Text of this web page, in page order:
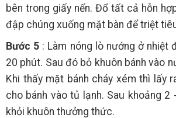
bên trong giấy nến. Đổ tất cả hỗn
đập chúng xuống mặt bàn để triệt
Bước 5 : Làm nóng lò nướng ở nhiệt
20 phút. Sau đó bỏ khuôn bánh vào
Khi thấy mặt bánh cháy xém thì lấy
cho bánh vào tủ lạnh. Sau khoảng 2
khỏi khuôn thưởng thức.